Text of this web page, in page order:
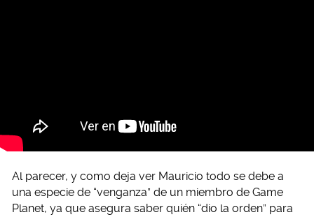
Al parecer, y como deja ver Mauricio todo se debe a
una especie de “venganza” de un miembro de Game
Planet, ya que asegura saber quién “dio la orden” para